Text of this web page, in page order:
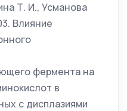
Т. И., Усманова
Влияние
фермента на
в
с дисплазиями